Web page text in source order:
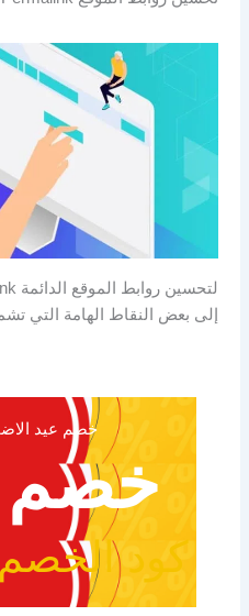
إلى بعض النقاط الهامة التي
خصم عيد
خصم 50%
كود الخصم ADHA50